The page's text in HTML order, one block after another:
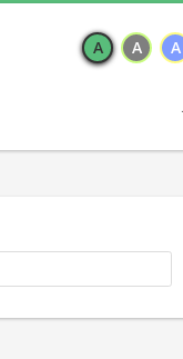
A A A